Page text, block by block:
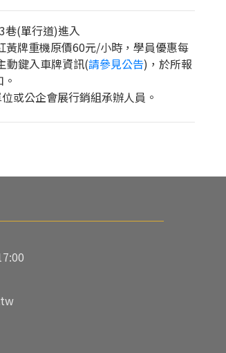
巷(單行道)進入
牌重機原價60元/小時，學員優惠每
動鍵入車牌資訊(請參見公告)，於所報
或公企會展行銷組承辦人員。